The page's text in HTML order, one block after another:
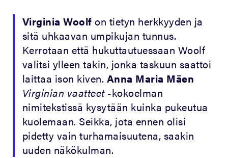
Virginia Woolf on tietyn herkkyyden ja
sitä uhkaavan umpikujan tunnus.
Kerrotaan että hukuttautuessaan Woolf
valitsi ylleen takin, jonka taskuun saattoi
laittaa ison kiven. Anna Maria Mäen
Virginian vaatteet-kokoelman
nimitekstissä kysytään kuinka pukeutua
kuolemaan. Seikka, jota ennen olisi
pidetty vain turhamaisuutena, saakin
uuden näkökulman.